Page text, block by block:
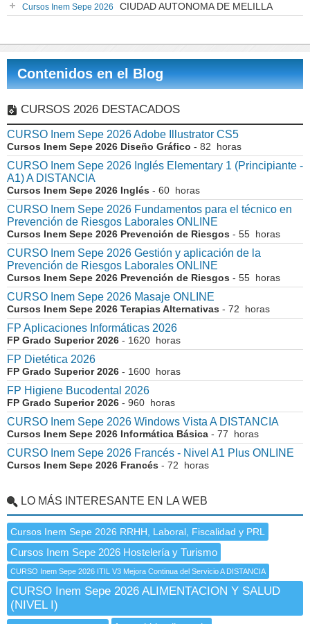
Cursos Inem Sepe 2026 CIUDAD AUTONOMA DE MELILLA
Contenidos en el Blog
CURSOS 2026 DESTACADOS
CURSO Inem Sepe 2026 Adobe Illustrator CS5
Cursos Inem Sepe 2026 Diseño Gráfico - 82 horas
CURSO Inem Sepe 2026 Inglés Elementary 1 (Principiante -
A1) A DISTANCIA
Cursos Inem Sepe 2026 Inglés - 60 horas
CURSO Inem Sepe 2026 Fundamentos para el técnico en
Prevención de Riesgos Laborales ONLINE
Cursos Inem Sepe 2026 Prevención de Riesgos - 55 horas
CURSO Inem Sepe 2026 Gestión y aplicación de la
Prevención de Riesgos Laborales ONLINE
Cursos Inem Sepe 2026 Prevención de Riesgos - 55 horas
CURSO Inem Sepe 2026 Masaje ONLINE
Cursos Inem Sepe 2026 Terapias Alternativas - 72 horas
FP Aplicaciones Informáticas 2026
FP Grado Superior 2026 - 1620 horas
FP Dietética 2026
FP Grado Superior 2026 - 1600 horas
FP Higiene Bucodental 2026
FP Grado Superior 2026 - 960 horas
CURSO Inem Sepe 2026 Windows Vista A DISTANCIA
Cursos Inem Sepe 2026 Informática Básica - 77 horas
CURSO Inem Sepe 2026 Francés - Nivel A1 Plus ONLINE
Cursos Inem Sepe 2026 Francés - 72 horas
LO MÁS INTERESANTE EN LA WEB
Cursos Inem Sepe 2026 RRHH, Laboral, Fiscalidad y PRL
Cursos Inem Sepe 2026 Hostelería y Turismo
CURSO Inem Sepe 2026 ITIL V3 Mejora Continua del Servicio A DISTANCIA
CURSO Inem Sepe 2026 ALIMENTACION Y SALUD
(NIVEL I)